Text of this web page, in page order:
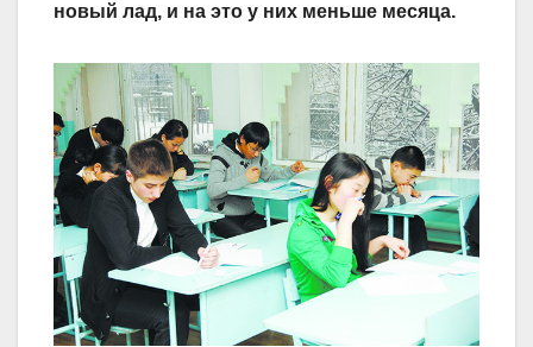
новый лад, и на это у них меньше месяца.